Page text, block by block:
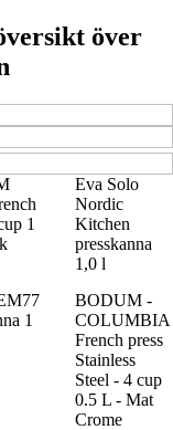
över
1
Eva Solo
Nordic
Kitchen
presskanna
1,0 l
1
BODUM -
COLUMBIA
French press
Stainless
Steel - 4 cup
0.5 L - Mat
Crome